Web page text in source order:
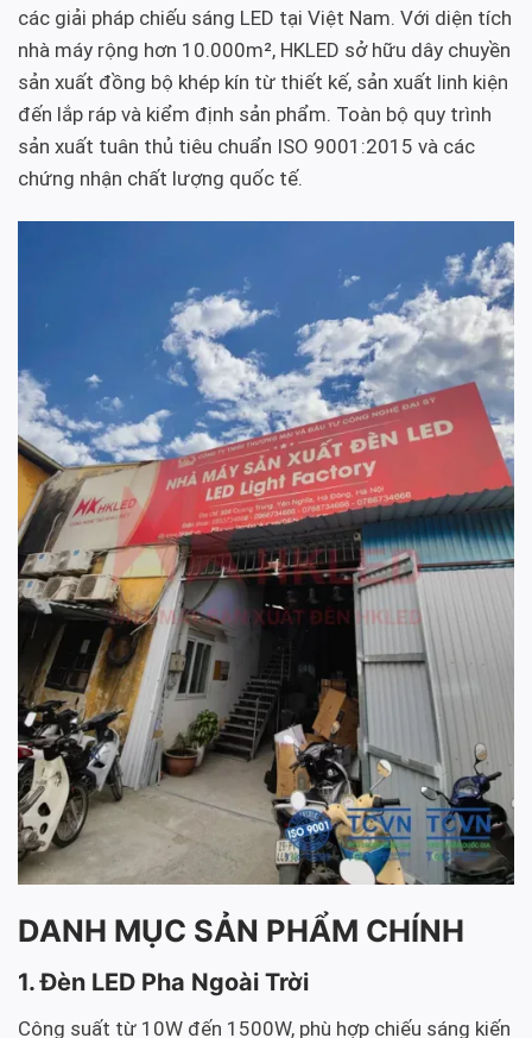
các giải pháp chiếu sáng LED tại Việt Nam. Với diện tích
nhà máy rộng hơn 10.000m², HKLED sở hữu dây chuyền
sản xuất đồng bộ khép kín từ thiết kế, sản xuất linh kiện
đến lắp ráp và kiểm định sản phẩm. Toàn bộ quy trình
sản xuất tuân thủ tiêu chuẩn ISO 9001:2015 và các
chứng nhận chất lượng quốc tế.
DANH MỤC SẢN PHẨM CHÍNH
1. Đèn LED Pha Ngoài Trời
Công suất từ 10W đến 1500W, phù hợp chiếu sáng kiến